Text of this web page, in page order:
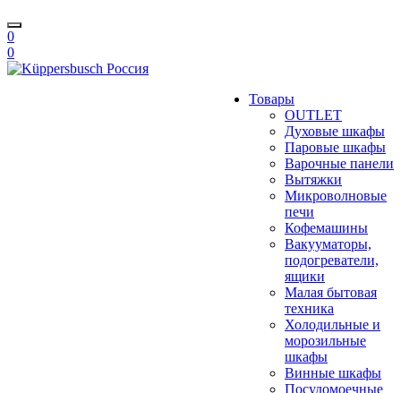
0
0
Товары
OUTLET
Духовые шкафы
Паровые шкафы
Варочные панели
Вытяжки
Микроволновые
печи
Кофемашины
Вакууматоры,
подогреватели,
ящики
Малая бытовая
техника
Холодильные и
морозильные
шкафы
Винные шкафы
Посудомоечные